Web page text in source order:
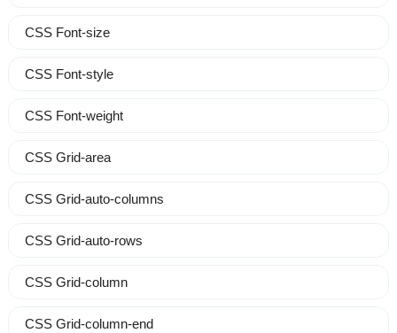
CSS Font-size
CSS Font-style
CSS Font-weight
CSS Grid-area
CSS Grid-auto-columns
CSS Grid-auto-rows
CSS Grid-column
CSS Grid-column-end